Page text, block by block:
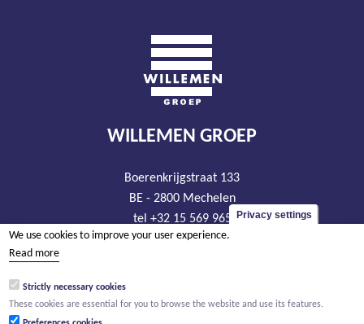
WILLEMEN GROEP
Boerenkrijgstraat 133
BE - 2800 Mechelen
tel +32 15 569 965
groep@willemen.be
RLP Antwerp, department Mechelen
Privacy settings
We use cookies to improve your user experience.
Read more
Strictly necessary cookies
These cookies are essential for you to browse the website and use its features.